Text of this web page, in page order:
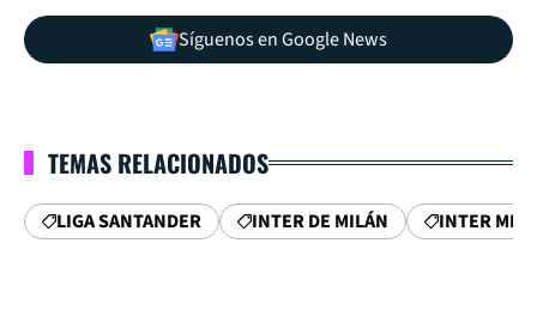
Síguenos en Google News
TEMAS RELACIONADOS
LIGA SANTANDER INTER DE MILÁN INTER